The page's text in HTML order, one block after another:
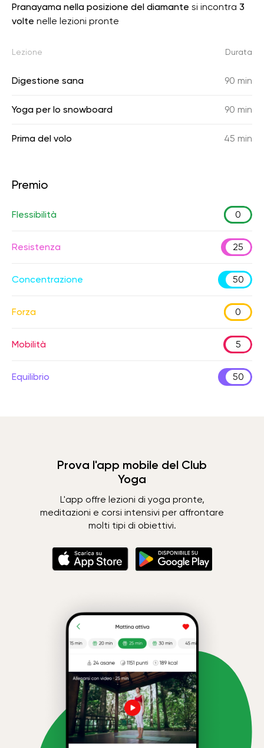
Pranayama nella posizione del diamante si incontra 3
volte nelle lezioni pronte
Lezione Durata
Digestione sana 90 min
Yoga per lo snowboard 90 min
Prima del volo 45 min
Premio
Flessibilità 0
Resistenza 25
Concentrazione 50
Forza 0
Mobilità 5
Equilibrio 50
Prova l'app mobile del Club
Yoga
L'app offre lezioni di yoga pronte,
meditazioni e corsi intensivi per affrontare
molti tipi di obiettivi.